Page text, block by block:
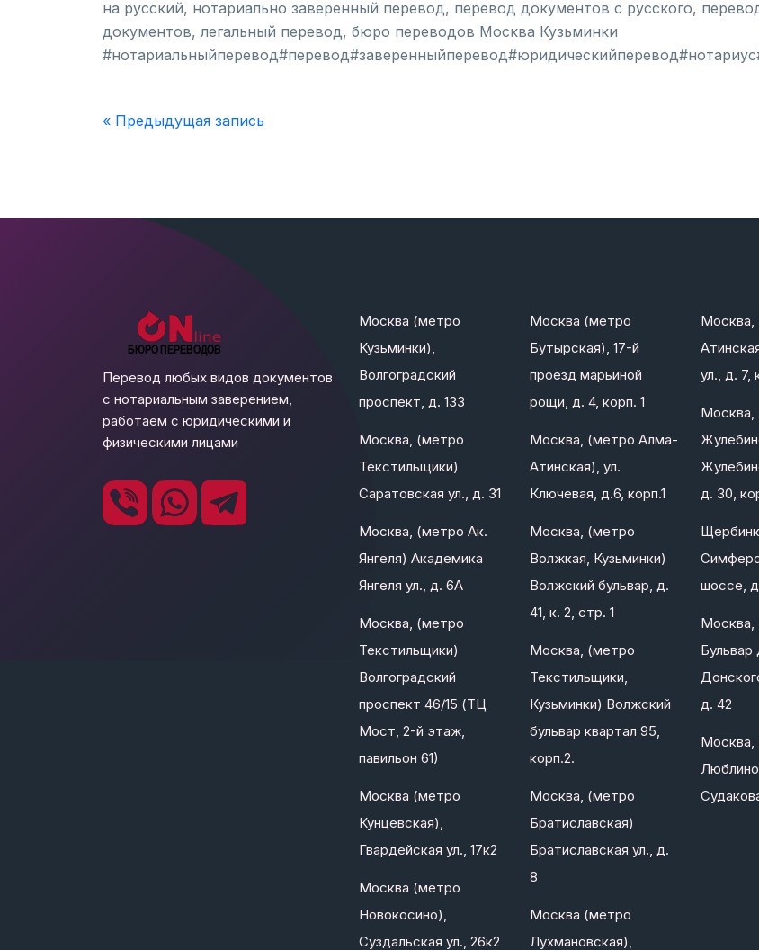
на русский, нотариально заверенный перевод, перевод документов с русского,
документов, легальный перевод, бюро переводов Москва Кузьминки
« Предыдущая запись
Перевод любых видов документов
с нотариальным заверением,
работаем с юридическими и
физическими лицами
Москва (метро
Кузьминки),
Волгоградский
проспект, д. 133
Москва, (метро
Текстильщики)
Саратовская ул., д. 31
Москва, (метро Ак.
Янгеля) Академика
Янгеля ул., д. 6А
Москва, (метро
Текстильщики)
Волгоградский
проспект 46/15 (ТЦ
Мост, 2-й этаж,
павильон 61)
Москва (метро
Кунцевская),
Гвардейская ул., 17к2
Москва (метро
Новокосино),
Суздальская ул., 26к2
Москва (метро
Бутырская), 17-й
проезд марьиной
рощи, д. 4, корп. 1
Москва, (метро Алма-
Атинская), ул.
Ключевая, д.6, корп.1
Москва, (метро
Волжкая, Кузьминки)
Волжский бульвар, д.
41, к. 2, стр. 1
Москва, (метро
Текстильщики,
Кузьминки) Волжский
бульвар квартал 95,
корп.2.
Москва, (метро
Братиславская)
Братиславская ул., д.
8
Москва (метро
Лухмановская),
ул., д. 7,
Москва,
д. 30,
шоссе,
Москва,
д. 42
Москва,